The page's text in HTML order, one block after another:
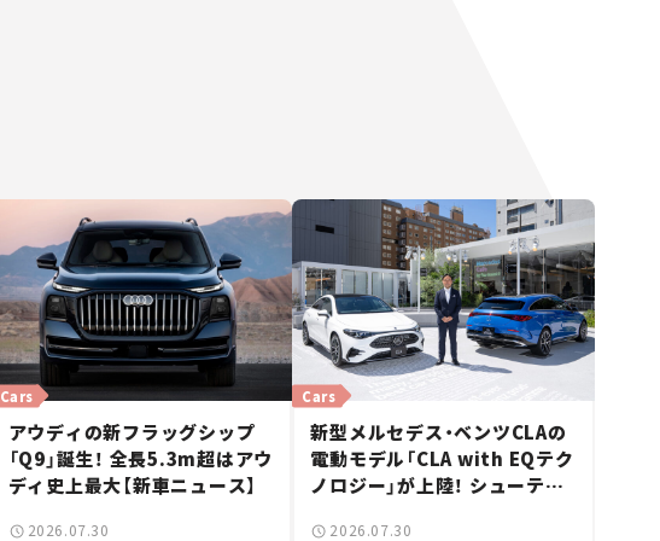
Cars
アウディの新フラッグシップ
「Q9」誕生！ 全長5.3m超はアウ
ディ史上最大【新車ニュース】
2026.07.30
Cars
新型メルセデス・ベンツCLAの
電動モデル「CLA with EQテク
ノロジー」が上陸！ シューティ
2026.07.30